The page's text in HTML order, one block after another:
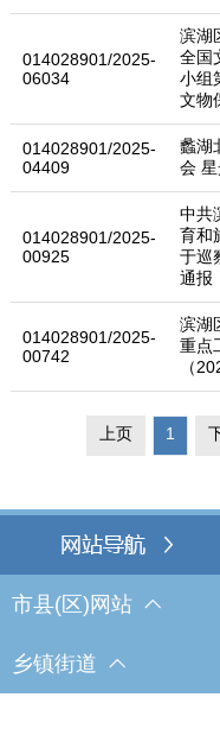
014028901/2025-
06034
滨湖
全国
小组
文物
014028901/2025-
04409
蠡湖
会
014028901/2025-
00925
中共
育和
于巡
通报
014028901/2025-
00742
滨湖
重点
（
上页 1
市县(区)网站
乡镇街道